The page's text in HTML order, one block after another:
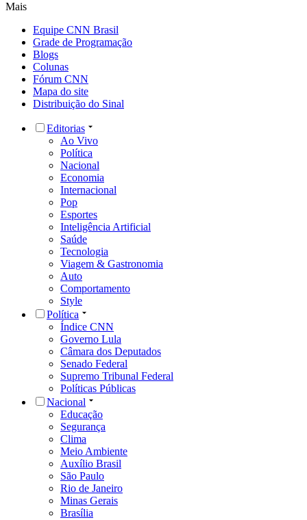
Mais
Equipe CNN Brasil
Grade de Programação
Blogs
Colunas
Fórum CNN
Mapa do site
Distribuição do Sinal
Editorias
Ao Vivo
Política
Nacional
Economia
Internacional
Pop
Esportes
Inteligência Artificial
Saúde
Tecnologia
Viagem & Gastronomia
Auto
Comportamento
Style
Política
Índice CNN
Governo Lula
Câmara dos Deputados
Senado Federal
Supremo Tribunal Federal
Políticas Públicas
Nacional
Educação
Segurança
Clima
Meio Ambiente
Auxílio Brasil
São Paulo
Rio de Janeiro
Minas Gerais
Brasília